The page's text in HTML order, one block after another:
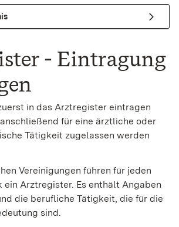
- Eintragung
in das Arztregister eintragen
für eine ärztliche oder
Tätigkeit zugelassen werden
Vereinigungen führen für jeden
ein Arztregister. Es enthält Angaben
die berufliche Tätigkeit, die für die
sind.